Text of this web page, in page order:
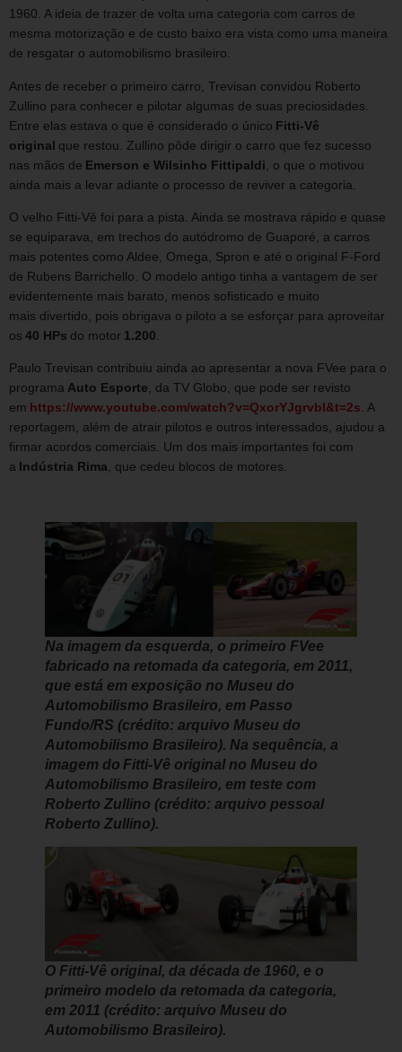
1960. A ideia de trazer de volta uma categoria com carros de
mesma motorização e de custo baixo era vista como uma maneira
de resgatar o automobilismo brasileiro.
Antes de receber o primeiro carro, Trevisan convidou Roberto
Zullino para conhecer e pilotar algumas de suas preciosidades.
Entre elas estava o que é considerado o único Fitti-Vê
original que restou. Zullino pôde dirigir o carro que fez sucesso
nas mãos de Emerson e Wilsinho Fittipaldi , o que o motivou
ainda mais a levar adiante o processo de reviver a categoria.
O velho Fitti-Vê foi para a pista. Ainda se mostrava rápido e quase
se equiparava, em trechos do autódromo de Guaporé, a carros
mais potentes como Aldee, Omega, Spron e até o original F-Ford
de Rubens Barrichello. O modelo antigo tinha a vantagem de ser
evidentemente mais barato, menos sofisticado e muito
mais divertido, pois obrigava o piloto a se esforçar para aproveitar
os 40 HPs do motor 1.200
Paulo Trevisan contribuiu ainda ao apresentar a nova FVee para o
programa Auto Esporte, da TV Globo, que pode ser revisto
em https://www.youtube.com/watch?v=QxorYJgrvbI&t=2s. A
reportagem, além de atrair pilotos e outros interessados, ajudou a
firmar acordos comerciais. Um dos mais importantes foi com
a Indústria Rima, que cedeu blocos de motores.
Na imagem da esquerda, o primeiro FVee
fabricado na retomada da categoria, em 2011,
que está em exposição no Museu do
Automobilismo Brasileiro, em Passo
Fundo/RS (crédito: arquivo Museu do
Automobilismo Brasileiro). Na sequência, a
imagem do Fitti-Vê original no Museu do
Automobilismo Brasileiro, em teste com
Roberto Zullino (crédito: arquivo pessoal
Roberto Zullino).
O Fitti-Vê original, da década de 1960, e o
primeiro modelo da retomada da categoria,
em 2011 (crédito: arquivo Museu do
Automobilismo Brasileiro).